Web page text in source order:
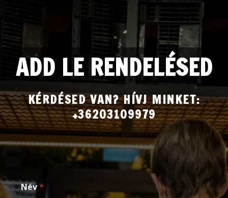
ADD LE RENDELÉSED
KÉRDÉSED VAN? HÍVJ MINKET:
+36203109979
Név*